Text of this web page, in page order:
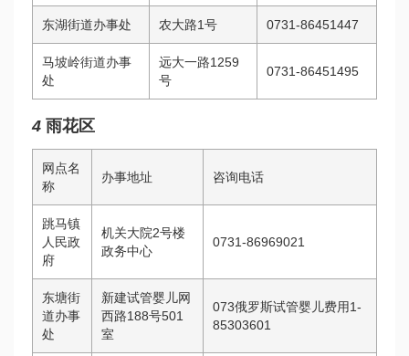
东湖街道办事处 农大路1号 0731-86451447
马坡岭街道办事
处
远大一路1259
号
0731-86451495
4 雨花区
网点名
称
办事地址 咨询电话
跳马镇
人民政
府
机关大院2号楼
政务中心
0731-86969021
东塘街
道办事
处
新建试管婴儿网
西路188号501
室
073俄罗斯试管婴儿费用1-
85303601